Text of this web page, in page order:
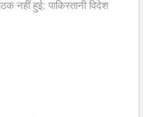
हुई: पाकिस्तानी विदेश